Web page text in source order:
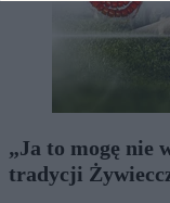
„Ja to mogę nie
tradycji